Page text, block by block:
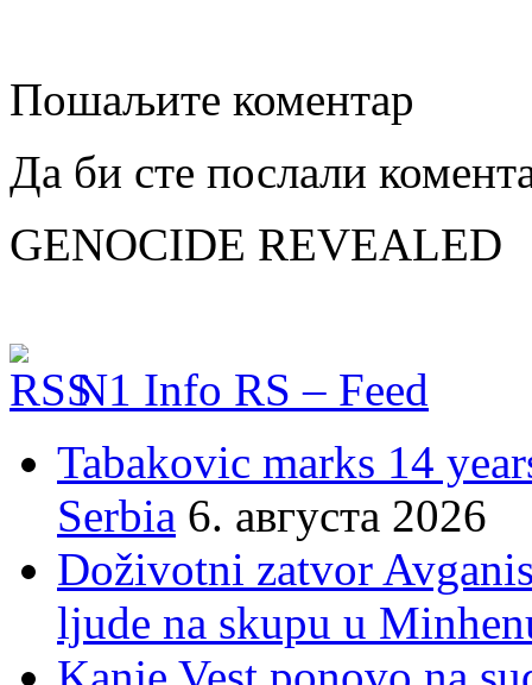
Пошаљите коментар
Да би сте послали
GENOCIDE REVEALED
N1 Info RS – Feed
Tabakovic marks 14
Serbia 6. августа 2026
Doživotni zatvor
ljude na skupu u